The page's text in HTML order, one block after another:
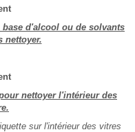
d'alcool ou de solvants
nettoyer.
nettoyer l'intérieur des
sur l'intérieur des vitres